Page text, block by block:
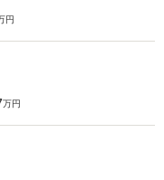
円
万円